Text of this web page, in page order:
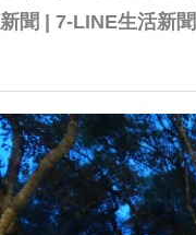
新聞 | 7-LINE生活新